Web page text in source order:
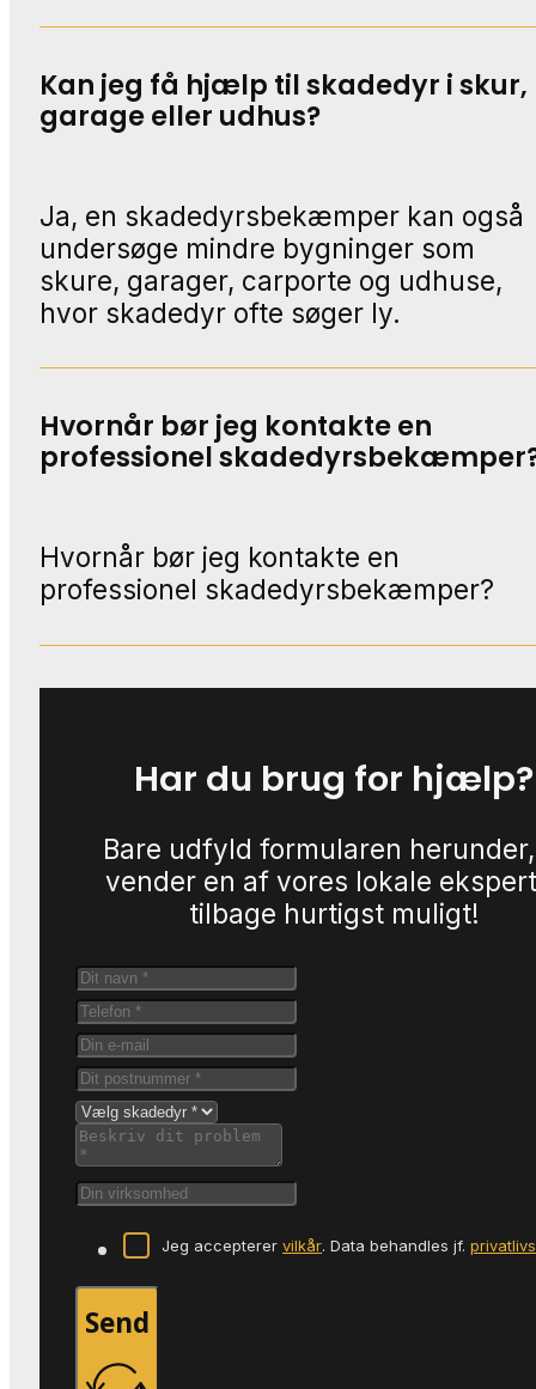
Kan jeg få hjælp til skadedyr i skur,
garage eller udhus?
Ja, en skadedyrsbekæmper kan også
undersøge mindre bygninger som
skure, garager, carporte og udhuse,
hvor skadedyr ofte søger ly.
Hvornår bør jeg kontakte en
professionel
Hvornår bør jeg kontakte en
professionel skadedyrsbekæmper?
Har du brug for hjælp?
Bare udfyld formularen
vender en af vores lokale
tilbage hurtigst muligt!
Jeg accepterer vilkår. Data behandles jf.
Send